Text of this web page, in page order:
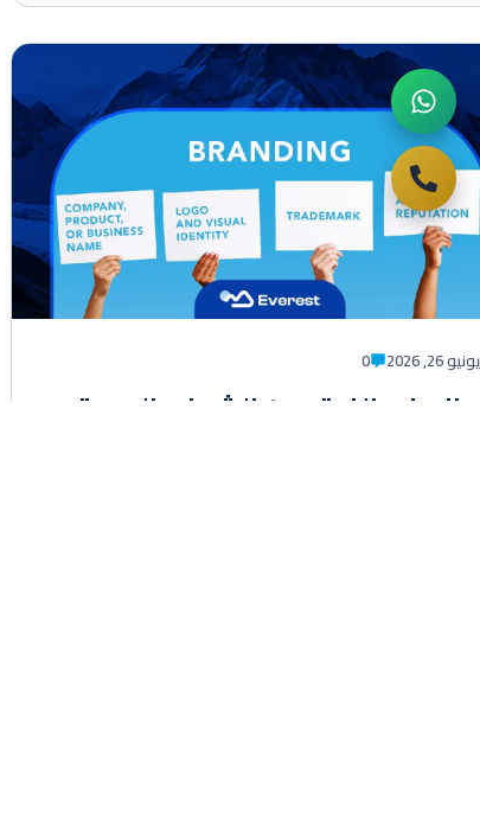
يونيو 26, 2026 0
الفرق بين الشعار والهوية